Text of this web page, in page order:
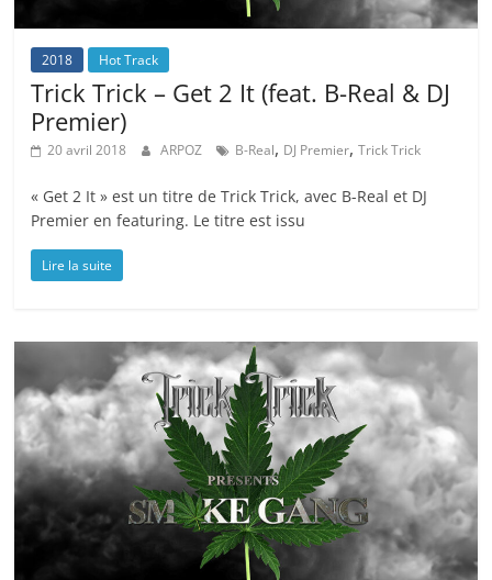
2018 Hot Track
Trick Trick – Get 2 It (feat. B-Real & DJ
Premier)
20 avril 2018 ARPOZ B-Real, DJ Premier,Trick Trick
« Get 2 It » est un titre de Trick Trick, avec B-Real et DJ
Premier en featuring. Le titre est issu
Lire la suite